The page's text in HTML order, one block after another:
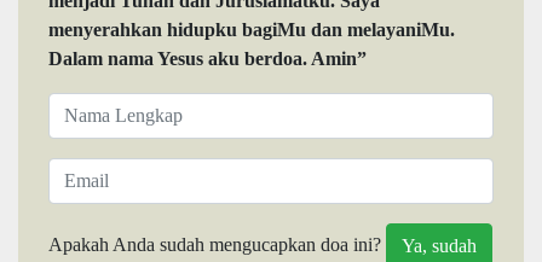
menyerahkan hidupku bagiMu dan melayaniMu.
Dalam nama Yesus aku berdoa. Amin”
Apakah Anda sudah mengucapkan doa ini?